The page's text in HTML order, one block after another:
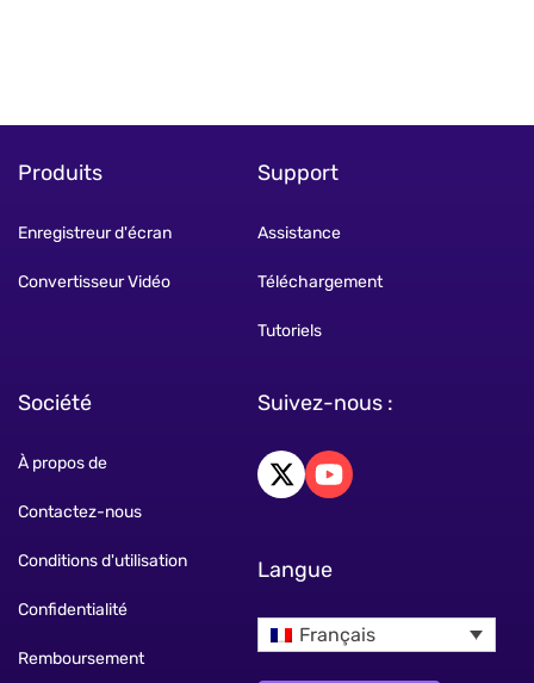
Produits
Enregistreur d'écran
Convertisseur Vidéo
Support
Assistance
Téléchargement
Tutoriels
Société
À propos de
Contactez-nous
Conditions d'utilisation
Confidentialité
Remboursement
Suivez-nous :
Langue
Français